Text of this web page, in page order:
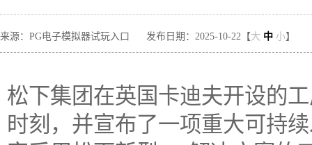
来源：PG电子模拟器试玩入口 发布日期：2025-10-22【大 中 小】
松下集团在英国卡迪夫开设的
时刻，并宣布了一项重大可持